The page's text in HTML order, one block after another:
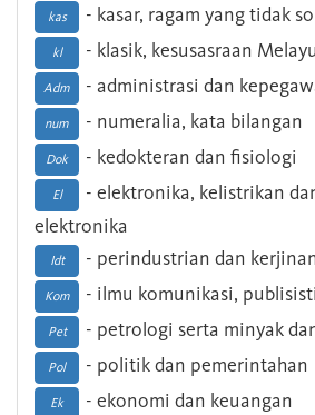
kas - kasar, ragam yang tidak
kl - klasik, kesusasraan
Adm - administrasi dan
num - numeralia, kata bilangan
Dok - kedokteran dan fisiologi
El
- elektronika, kelistrikan
elektronika
Idt - perindustrian dan
Kom - ilmu komunikasi,
Pet - petrologi serta minyak
Pol - politik dan pemerintahan
Ek - ekonomi dan keuangan